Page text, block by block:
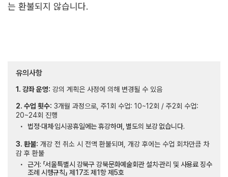
는 환불되지 않습니다.
유의사항
1. 강좌 운영: 강의 계획은 사정에 의해 변경될 수 있음
2. 수업 횟수: 3개월 과정으로, 주1회 수업: 10~12회 / 주2회 수업:
20~24회 진행
법정·대체·임시공휴일에는 휴강하며, 별도의 보강 없습니다.
3. 환불: 개강 전 취소 시 전액 환불되며, 개강 후에는 수업 회차만큼 차
감 후 환불
근거: 「서울특별시 강북구 강북문화예술회관 설치·관리 및 사용료 징수
조례 시행규칙」 제17조 제1항 제5호